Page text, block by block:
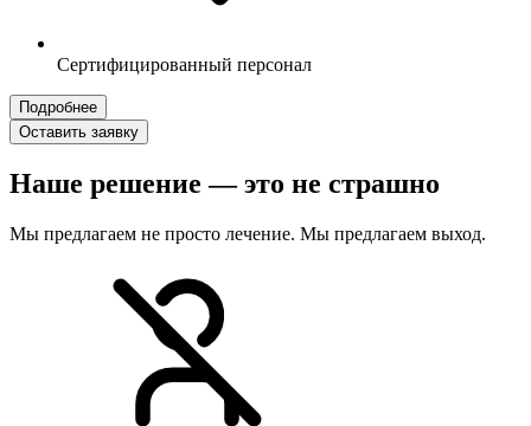
Сертифицированный персонал
Подробнее
Оставить заявку
Наше решение — это не страшно
Мы предлагаем не просто лечение. Мы предлагаем выход.